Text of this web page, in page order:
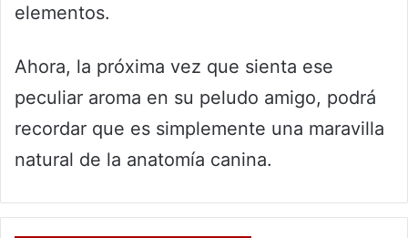
elementos.
Ahora, la próxima vez que sienta ese
peculiar aroma en su peludo amigo, podrá
recordar que es simplemente una maravilla
natural de la anatomía canina.